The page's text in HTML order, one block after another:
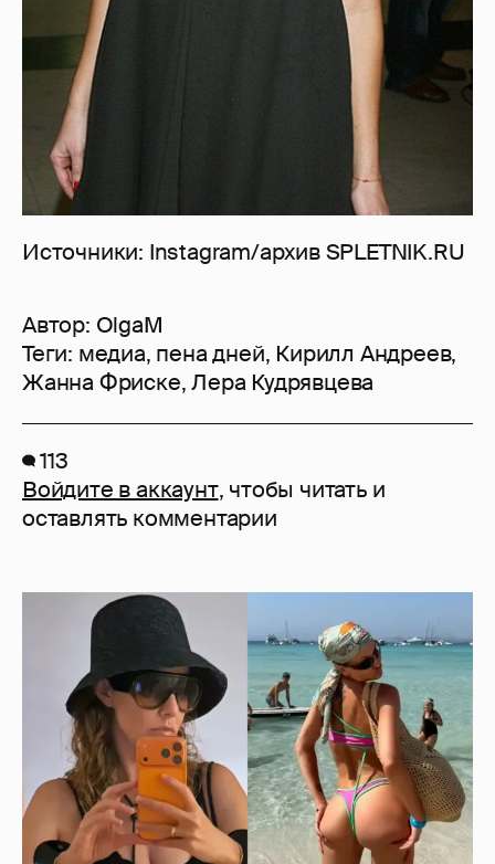
Источники: Instagram/архив SPLETNIK.RU
Автор: OlgaM
Теги: медиа, пена дней, Кирилл Андреев,
Жанна Фриске,Лера Кудрявцева
113
Войдите в аккаунт, чтобы читать и
оставлять комментарии